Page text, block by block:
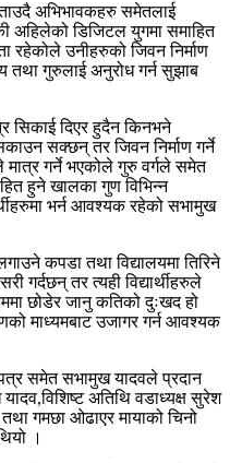
अभिभावकहरु समेतलाई
की अहिलेको डिजिटल युगमा समाहित
रहेकोले उनीहरुको जिवन निर्माण
तथा गुरुलाई अनुरोध गर्न सुझाब
सिकाई दिएर हुदैन किनभने
सक्छन् तर जिवन निर्माण गर्ने
मात्र गर्ने भएकोले गुरु वर्गले समेत
हुने खालका गुण विभिन्न
भर्न आवश्यक रहेको सभामुख
कपडा तथा विद्यालयमा तिरिने
गर्दछन् तर त्यही विद्यार्थीहरुले
छोडेर जानु कतिको दुःखद हो
माध्यमबाट उजागर गर्न आवश्यक
समेत सभामुख यादवले प्रदान
अतिथि वडाध्यक्ष सुरेश
गमछा ओढाएर मायाको चिनो
।